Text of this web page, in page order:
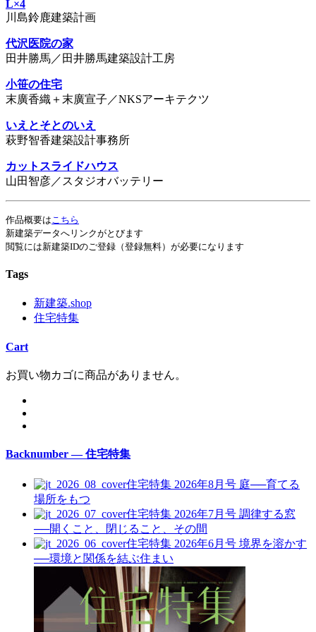
L×4
川島鈴鹿建築計画
代沢医院の家
田井勝馬／田井勝馬建築設計工房
小笹の住宅
末廣香織＋末廣宣子／NKSアーキテクツ
いえとそとのいえ
萩野智香建築設計事務所
カットスライドハウス
山田智彦／スタジオバッテリー
作品概要はこちら
新建築データへリンクがとびます
閲覧には新建築IDのご登録（登録無料）が必要になります
Tags
新建築.shop
住宅特集
Cart
お買い物カゴに商品がありません。
Backnumber — 住宅特集
住宅特集 2026年8月号 庭──育てる
場所をもつ
住宅特集 2026年7月号 調律する窓
──開くこと、閉じること、その間
住宅特集 2026年6月号 境界を溶かす
──環境と関係を結ぶ住まい